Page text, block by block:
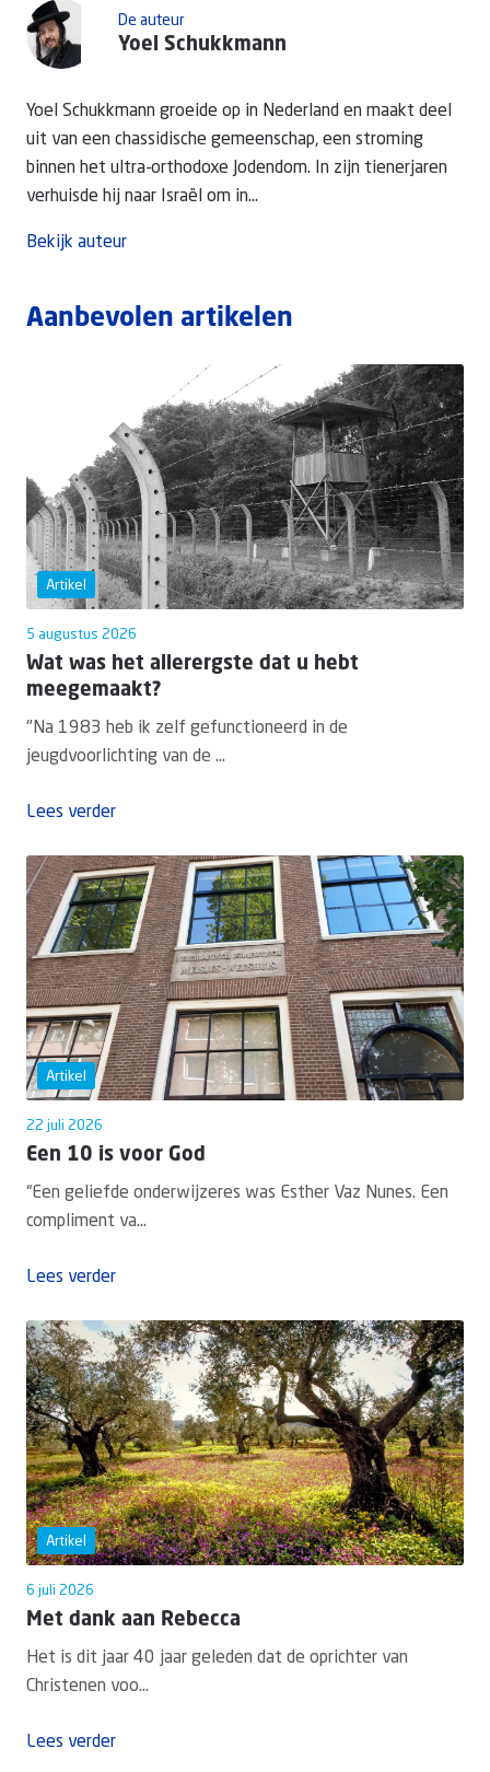
De auteur
Yoel Schukkmann
Yoel Schukkmann groeide op in Nederland en maakt deel
uit van een chassidische gemeenschap, een stroming
binnen het ultra-orthodoxe Jodendom. In zijn tienerjaren
verhuisde hij naar Israël om in...
Bekijk auteur
Aanbevolen artikelen
Artikel
5 augustus 2026
Wat was het allerergste dat u hebt
meegemaakt?
"Na 1983 heb ik zelf gefunctioneerd in de
jeugdvoorlichting van de ...
Lees verder
Artikel
22 juli 2026
Een 10 is voor God
“Een geliefde onderwijzeres was Esther Vaz Nunes. Een
compliment va...
Lees verder
Artikel
6 juli 2026
Met dank aan Rebecca
Het is dit jaar 40 jaar geleden dat de oprichter van
Christenen voo...
Lees verder